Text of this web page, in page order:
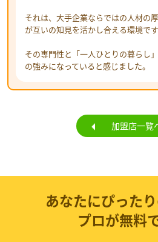
それは、大手企業ならではの人材の
が互いの知見を活かし合える環境です
その専門性と「一人ひとりの暮らし
の強みになっていると感じました。
加盟店一覧
あなたにぴったり
プロが無料